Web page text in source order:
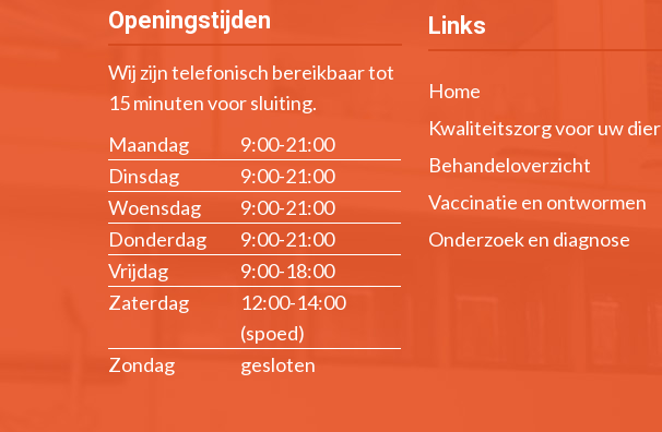
Openingstijden
Wij zijn telefonisch bereikbaar tot
15 minuten voor sluiting.
Maandag
9:00-21:00
Dinsdag
9:00-21:00
Woensdag
9:00-21:00
Donderdag
9:00-21:00
Vrijdag
9:00-18:00
Zaterdag
12:00-14:00
(spoed)
Zondag
gesloten
Links
Home
Kwaliteitszorg voor uw dier
Behandeloverzicht
Vaccinatie en ontwormen
Onderzoek en diagnose